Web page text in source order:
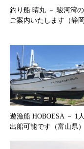
釣り船 晴丸 － 駿河湾
ご案内いたします（静岡
遊漁船 HOBOESA － 1
出船可能です（富山県）